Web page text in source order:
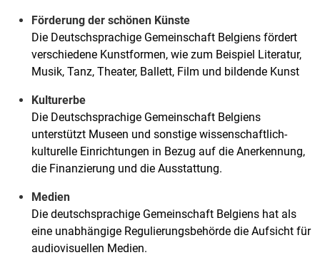
Förderung der schönen Künste
Die Deutschsprachige Gemeinschaft Belgiens fördert
verschiedene Kunstformen, wie zum Beispiel Literatur,
Musik, Tanz, Theater, Ballett, Film und bildende Kunst
Kulturerbe
Die Deutschsprachige Gemeinschaft Belgiens
unterstützt Museen und sonstige wissenschaftlich-
kulturelle Einrichtungen in Bezug auf die Anerkennung,
die Finanzierung und die Ausstattung.
Medien
Die deutschsprachige Gemeinschaft Belgiens hat als
eine unabhängige Regulierungsbehörde die Aufsicht für
audiovisuellen Medien.